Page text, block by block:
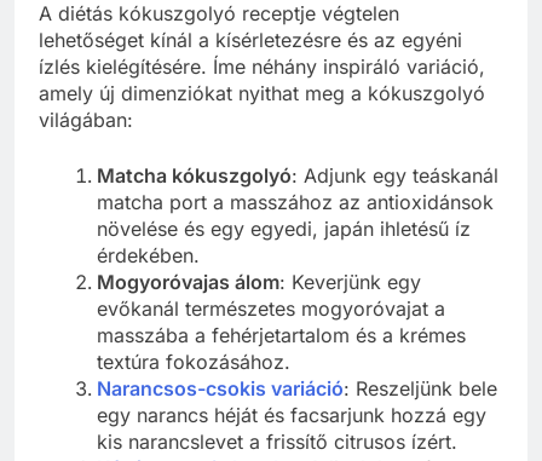
A diétás kókuszgolyó receptje végtelen
lehetőséget kínál a kísérletezésre és az egyéni
ízlés kielégítésére. Íme néhány inspiráló variáció,
amely új dimenziókat nyithat meg a kókuszgolyó
világában:
Matcha kókuszgolyó: Adjunk egy teáskanál
matcha port a masszához az antioxidánsok
növelése és egy egyedi, japán ihletésű íz
érdekében.
Mogyoróvajas álom: Keverjünk egy
evőkanál természetes mogyoróvajat a
masszába a fehérjetartalom és a krémes
textúra fokozásához.
Narancsos-csokis variáció: Reszeljünk bele
egy narancs héját és facsarjunk hozzá egy
kis narancslevet a frissítő citrusos ízért.